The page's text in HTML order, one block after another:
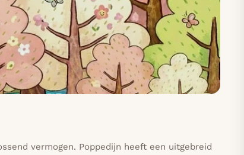
vermogen. Poppedijn heeft een uitgebreid